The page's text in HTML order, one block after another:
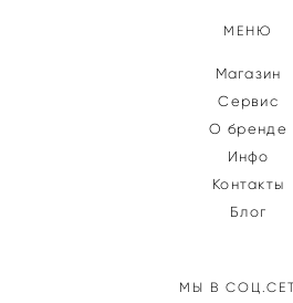
МЕНЮ
Магазин
Сервис
О бренде
Инфо
Контакты
Блог
МЫ В